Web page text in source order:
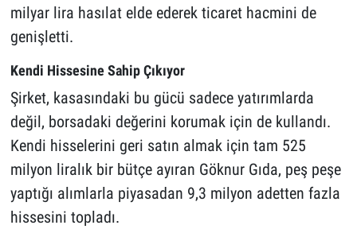
milyar lira hasılat elde ederek ticaret hacmini de
genişletti.
Kendi Hissesine Sahip Çıkıyor
Şirket, kasasındaki bu gücü sadece yatırımlarda
değil, borsadaki değerini korumak için de kullandı.
Kendi hisselerini geri satın almak için tam 525
milyon liralık bir bütçe ayıran Göknur Gıda, peş peşe
yaptığı alımlarla piyasadan 9,3 milyon adetten fazla
hissesini topladı.